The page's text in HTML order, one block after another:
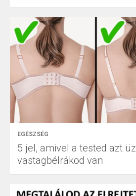
EGÉSZSÉG
5 jel, amivel a tested azt
vastagbélrákod van